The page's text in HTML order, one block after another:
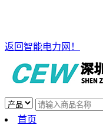
返回智能电力网！
首页